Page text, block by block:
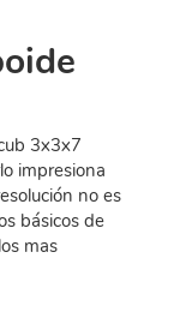
3x3x7
impresiona
no es
básicos de
mas